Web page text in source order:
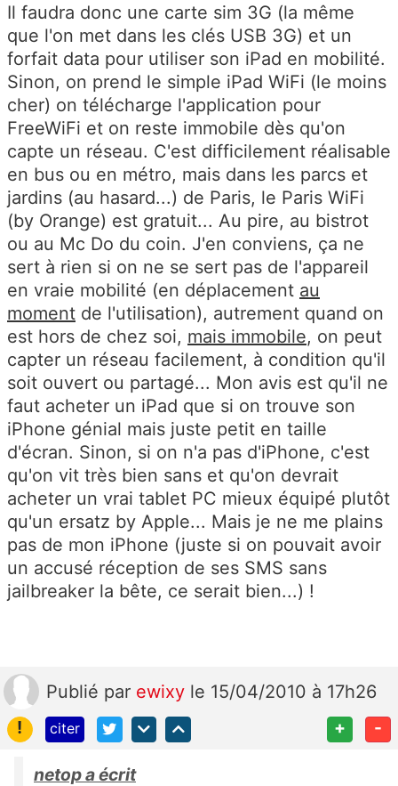
Il faudra donc une carte sim 3G (la même
que l'on met dans les clés USB 3G) et un
forfait data pour utiliser son iPad en mobilité.
Sinon, on prend le simple iPad WiFi (le moins
cher) on télécharge l'application pour
FreeWiFi et on reste immobile dès qu'on
capte un réseau. C'est difficilement réalisable
en bus ou en métro, mais dans les parcs et
jardins (au hasard...) de Paris, le Paris WiFi
(by Orange) est gratuit... Au pire, au bistrot
ou au Mc Do du coin. J'en conviens, ça ne
sert à rien si on ne se sert pas de l'appareil
en vraie mobilité (en déplacement au
moment de l'utilisation), autrement quand on
est hors de chez soi, mais immobile, on peut
capter un réseau facilement, à condition qu'il
soit ouvert ou partagé... Mon avis est qu'il ne
faut acheter un iPad que si on trouve son
iPhone génial mais juste petit en taille
d'écran. Sinon, si on n'a pas d'iPhone, c'est
qu'on vit très bien sans et qu'on devrait
acheter un vrai tablet PC mieux équipé plutôt
qu'un ersatz by Apple... Mais je ne me plains
pas de mon iPhone (juste si on pouvait avoir
un accusé réception de ses SMS sans
jailbreaker la bête, ce serait bien...) !
Publié par ewixy le 15/04/2010 à 17h26
!
citer + -
netop a écrit